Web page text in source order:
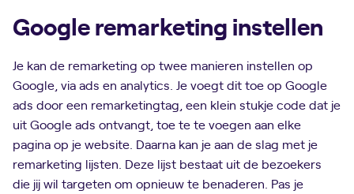
Google remarketing instellen
Je kan de remarketing op twee manieren instellen op
Google, via ads en analytics. Je voegt dit toe op Google
ads door een remarketingtag, een klein stukje code dat je
uit Google ads ontvangt, toe te te voegen aan elke
pagina op je website. Daarna kan je aan de slag met je
remarketing lijsten. Deze lijst bestaat uit de bezoekers
die jij wil targeten om opnieuw te benaderen. Pas je